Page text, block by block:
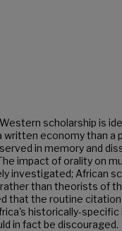
scholarship is
economy than a
in memory and
impact of orality on
investigated; African
than theorists of
that the routine citation
historically-
in fact be discouraged.